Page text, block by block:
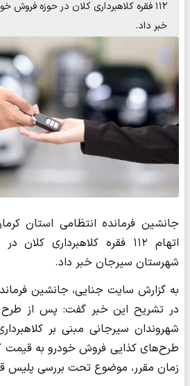
۱۱۲ فقره کلاهبرداری کلان در حوزه
خبر داد.
جانشین فرمانده انتظامی استان
اتهام ۱۱۲ فقره کلاهبرداری
شهرستان سیرجان خبر داد.
به گزارش سایت جنایی، جانشین
در تشریح این خبر گفت: پس از طرح
شهروندان سیرجانی مبنی بر
طرح‌های کذایی فروش خودرو به قیمت
زمان مقرر، موضوع تحت بررسی پلیس